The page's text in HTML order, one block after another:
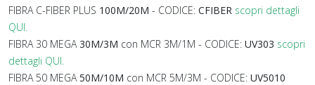
FIBRA C-FIBER PLUS 100M/20M - CODICE: CFIBER scopri dettagli
QUI.
FIBRA 30 MEGA30M/3M con MCR 3M/1M - CODICE: UV303 scopri
dettagli QUI.
FIBRA 50 MEGA50M/10M con MCR 5M/3M - CODICE: UV5010